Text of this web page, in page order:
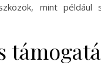
mint például